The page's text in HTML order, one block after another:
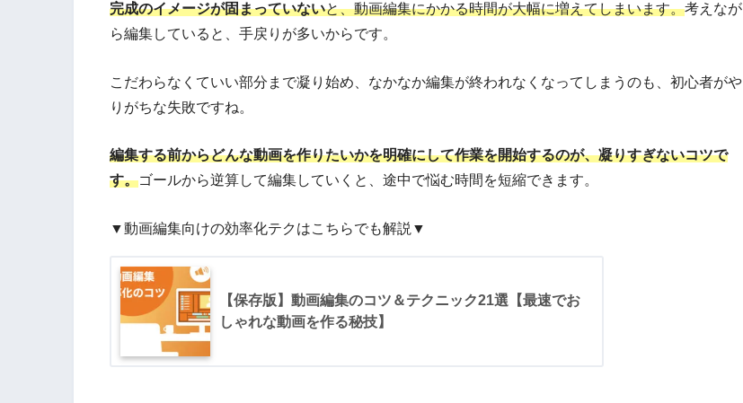
完成のイメージが固まっていないと、動画編集にかかる時間が大幅に増えてしまいます。考えなが
ら編集していると、手戻りが多いからです。
こだわらなくていい部分まで凝り始め、なかなか編集が終われなくなってしまうのも、初心者がや
りがちな失敗ですね。
編集する前からどんな動画を作りたいかを明確にして作業を開始するのが、凝りすぎないコツで
す。ゴールから逆算して編集していくと、途中で悩む時間を短縮できます。
▼動画編集向けの効率化テクはこちらでも解説▼
【保存版】動画編集のコツ＆テクニック21選【最速でお
しゃれな動画を作る秘技】